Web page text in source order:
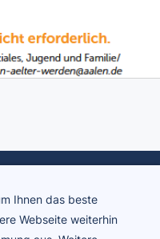
Ihnen das beste
Webseite weiterhin